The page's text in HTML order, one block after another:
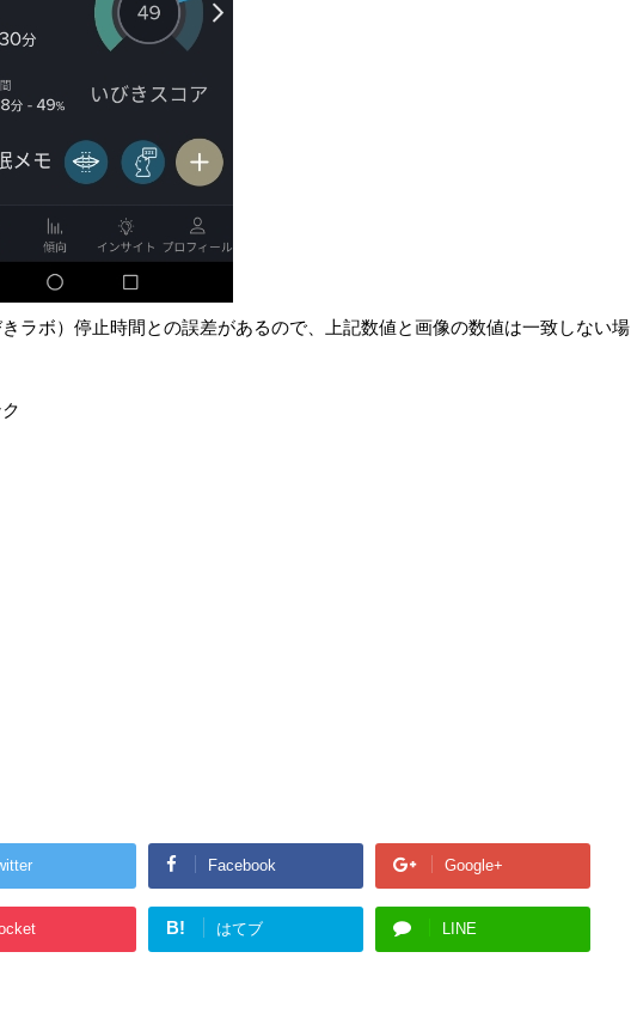
ラボ）停止時間との誤差があるので、上記数値と画像の数値は一致しない場
Facebook Google+
B! はてブ LINE